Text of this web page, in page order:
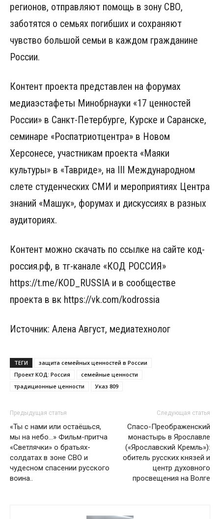
регионов, отправляют помощь в зону СВО,
заботятся о семьях погибших и сохраняют
чувство большой семьи в каждом гражданине
России.
Контент проекта представлен на форумах
медиаэстафеты Минобрнауки «17 ценностей
России» в Санкт-Петербурге, Курске и Саранске,
семинаре «Роспатриотцентра» в Новом
Херсонесе, участникам проекта «Маяки
культуры» в «Тавриде», на III Международном
слете студенческих СМИ и мероприятиях Центра
знаний «Машук», форумах и дискуссиях в разных
аудиториях.
Контент можно скачать по ссылке на сайте код-
россия.рф, в тг-канале «КОД РОССИЯ»
https://t.me/KOD_RUSSIA и в сообществе
проекта в вк https://vk.com/kodrossia
Источник: Алена Август, медиатехнолог
ТЕГИ
защита семейных ценностей в России
Проект КОД: Россия
семейные ценности
традиционные ценности
Указ 809
Предыдущая статья
«Ты с нами или остаёшься,
мы на небо…» Фильм-притча
«Светлячки» о братьях-
солдатах в зоне СВО и
чудесном спасении русского
воина..
Следующая статья
Спасо-Преображенский
монастырь в Ярославле
(«Ярославский Кремль»):
обитель русских князей и
центр духовного
просвещения на Волге